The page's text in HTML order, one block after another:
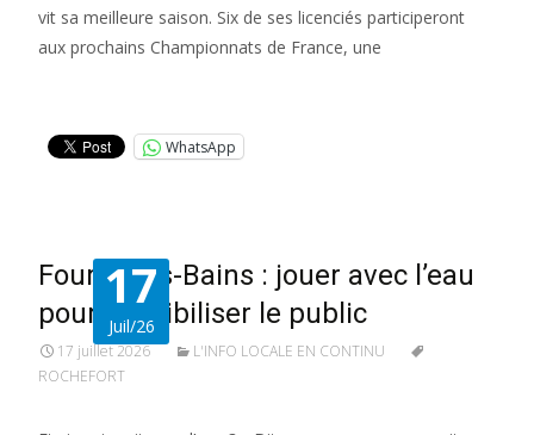
vit sa meilleure saison. Six de ses licenciés participeront
aux prochains Championnats de France, une
WhatsApp
17
Juil/26
Fouras-les-Bains : jouer avec l’eau
pour sensibiliser le public
17 juillet 2026
L'INFO LOCALE EN CONTINU
ROCHEFORT